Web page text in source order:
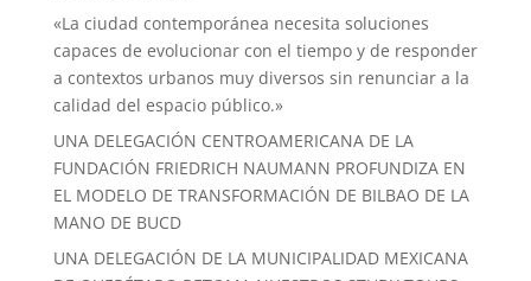
«La ciudad contemporánea necesita soluciones
capaces de evolucionar con el tiempo y de responder
a contextos urbanos muy diversos sin renunciar a la
calidad del espacio público.»
UNA DELEGACIÓN CENTROAMERICANA DE LA
FUNDACIÓN FRIEDRICH NAUMANN PROFUNDIZA EN
EL MODELO DE TRANSFORMACIÓN DE BILBAO DE LA
MANO DE BUCD
UNA DELEGACIÓN DE LA MUNICIPALIDAD MEXICANA